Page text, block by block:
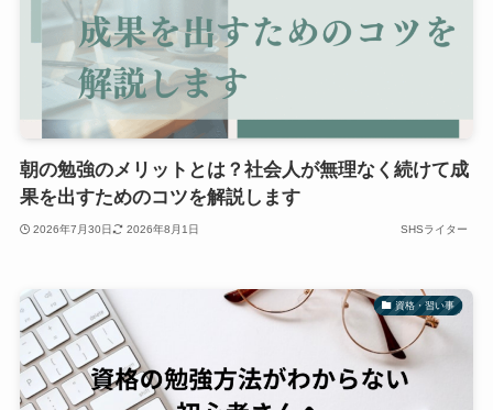
朝の勉強のメリットとは？社会人が無理なく続けて成
果を出すためのコツを解説します
2026年7月30日 2026年8月1日 SHSライター
資格・習い事